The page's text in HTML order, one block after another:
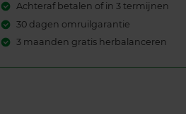
Achteraf betalen of in 3 termijnen
30 dagen omruilgarantie
3 maanden gratis herbalanceren